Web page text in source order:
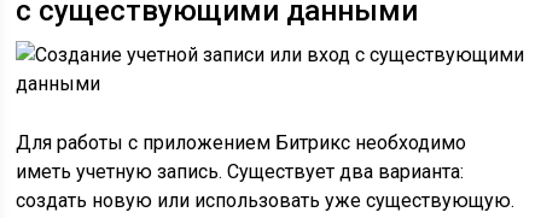
с существующими данными
Для работы с приложением Битрикс необходимо
иметь учетную запись. Существует два варианта:
создать новую или использовать уже существующую.